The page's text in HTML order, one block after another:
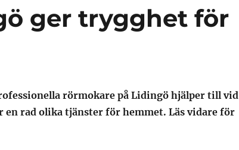
ger trygghet för
rörmokare på Lidingö hjälper till vid
en rad olika tjänster för hemmet. Läs vidare för